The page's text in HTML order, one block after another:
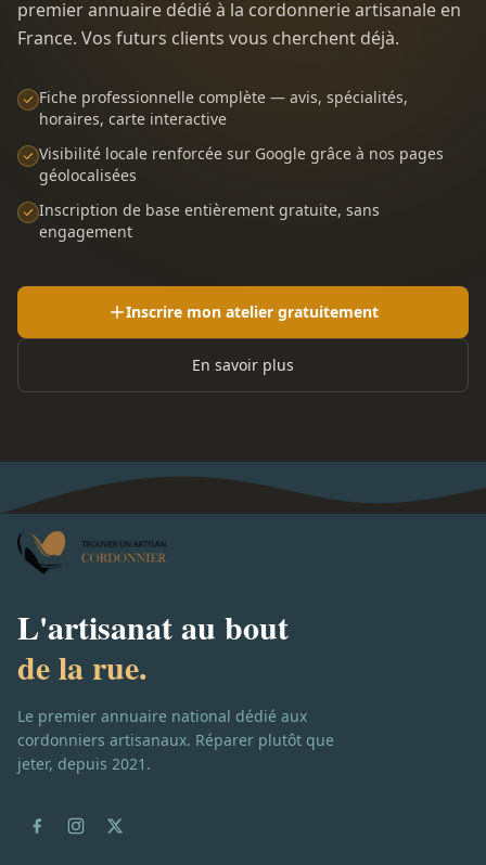
premier annuaire dédié à la cordonnerie artisanale en
France. Vos futurs clients vous cherchent déjà.
Fiche professionnelle complète — avis, spécialités,
horaires, carte interactive
Visibilité locale renforcée sur Google grâce à nos pages
géolocalisées
Inscription de base entièrement gratuite, sans
engagement
Inscrire mon atelier gratuitement
En savoir plus
L'artisanat au bout
de la rue.
Le premier annuaire national dédié aux
cordonniers artisanaux. Réparer plutôt que
jeter, depuis 2021.